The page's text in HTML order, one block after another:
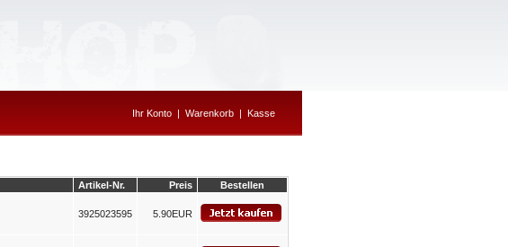
Ihr Konto | Warenkorb | Kasse
Artikel-Nr. Preis Bestellen
3925023595 5.90EUR